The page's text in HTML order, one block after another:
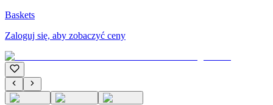
Baskets
Zaloguj się, aby zobaczyć ceny